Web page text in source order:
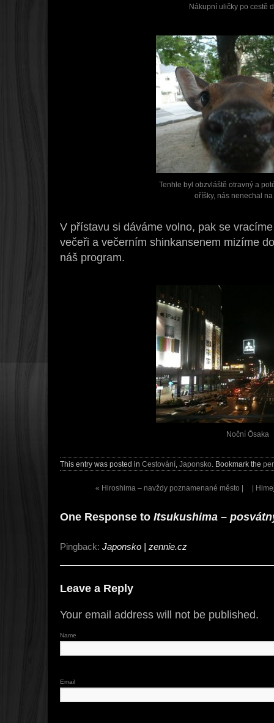
Nákupní uličky po cestě
Tenhle byl obzvláště otravný a
oříšky, nás nenechal
V přístavu si dáváme volno, pak se
večeři a večerním shinkansenem mizíme
náš program.
Noční Ōsaka
This entry was posted in Cestování, Japonsko. Bookmark the
« Hiroshima – navždy poznamenané město | |
One Response to Itsukushima –
Pingback: Japonsko | zennie.cz
Leave a Reply
Your email address will not be published.
Name
Email